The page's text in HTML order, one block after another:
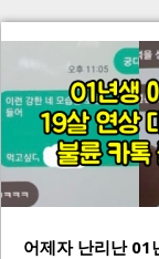
어제자 난리난 01